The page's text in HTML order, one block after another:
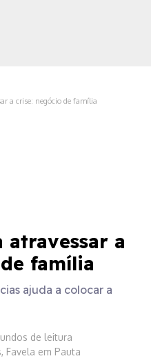
a crise: negócio de família
atravessar a
família
ajuda a colocar a
de leitura
Favela em Pauta